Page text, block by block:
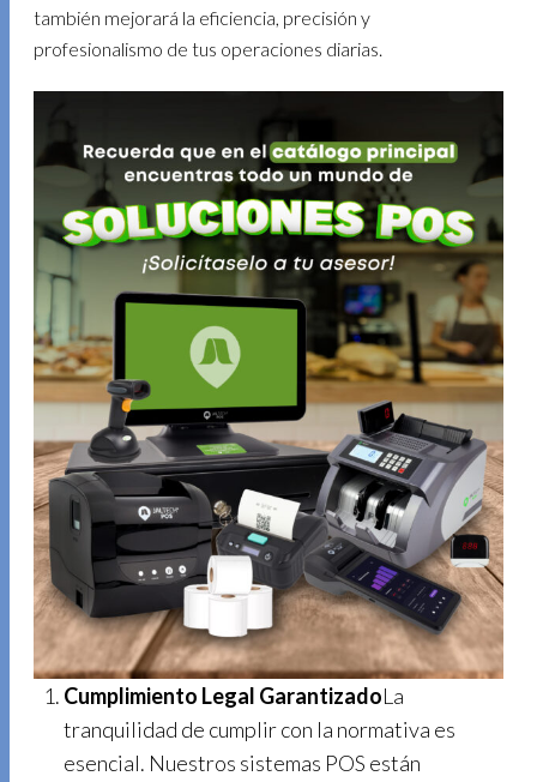
también mejorará la eficiencia, precisión y
profesionalismo de tus operaciones diarias.
Cumplimiento Legal GarantizadoLa
tranquilidad de cumplir con la normativa es
esencial. Nuestros sistemas POS están